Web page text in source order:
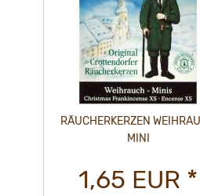
RÄUCHERKERZEN
MINI
1,65 EUR *